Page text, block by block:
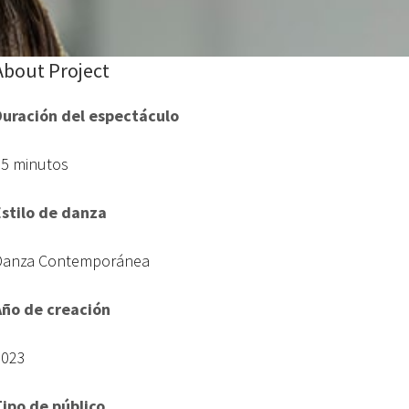
Project
del espectáculo
minutos
de danza
Contemporánea
de creación